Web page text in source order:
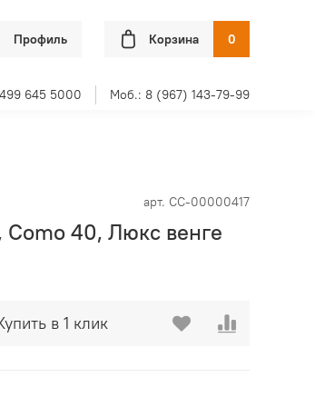
Профиль Корзина 0
645 5000 Моб.: 8 (967) 143-79-99
арт. СС-00000417
Como 40, Люкс венге
в 1 клик